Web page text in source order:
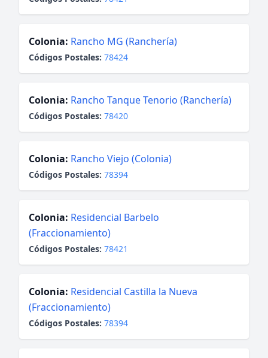
Colonia: Rancho MG (Ranchería)
Códigos Postales: 78424
Colonia: Rancho Tanque Tenorio (Ranchería)
Códigos Postales: 78420
Colonia: Rancho Viejo (Colonia)
Códigos Postales: 78394
Colonia: Residencial Barbelo
(Fraccionamiento)
Códigos Postales: 78421
Colonia: Residencial Castilla la Nueva
(Fraccionamiento)
Códigos Postales: 78394